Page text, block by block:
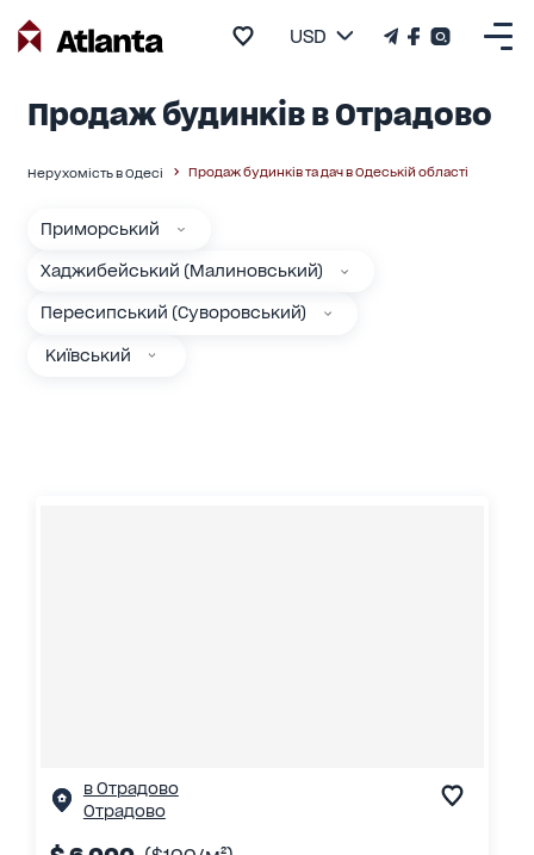
USD
Продаж будинків в Отрадово
Нерухомість в Одесі Продаж будинків та дач в Одеській області
Приморський
Хаджибейський (Малиновський)
Пересипський (Суворовський)
Київський
в Отрадово
Отрадово